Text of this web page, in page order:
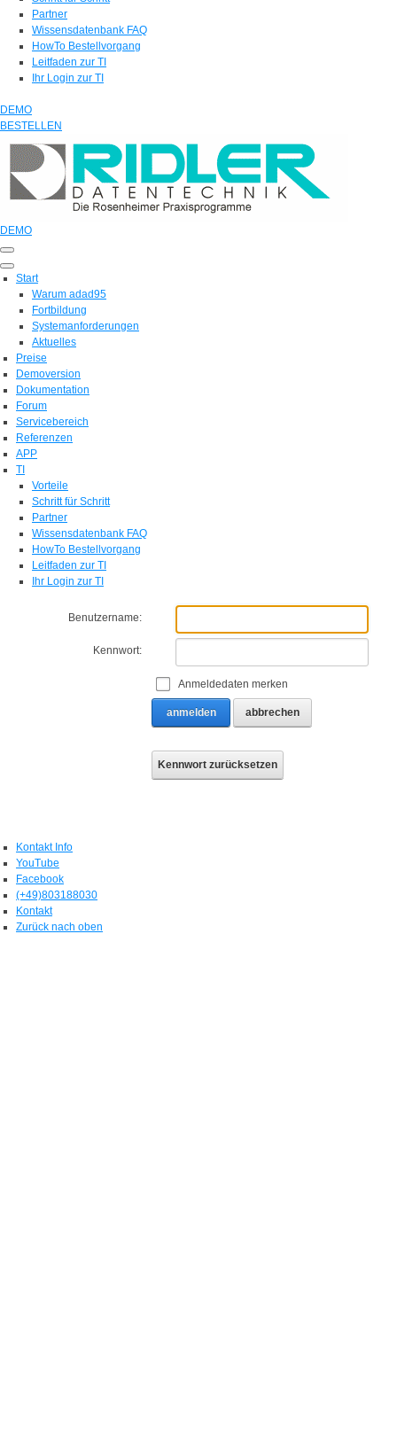
Partner
Wissensdatenbank FAQ
HowTo Bestellvorgang
Leitfaden zur TI
Ihr Login zur TI
DEMO
BESTELLEN
DEMO
Start
Warum adad95
Fortbildung
Systemanforderungen
Aktuelles
Preise
Demoversion
Dokumentation
Forum
Servicebereich
Referenzen
APP
TI
Vorteile
Schritt für Schritt
Partner
Wissensdatenbank FAQ
HowTo Bestellvorgang
Leitfaden zur TI
Ihr Login zur TI
Benutzername:
Kennwort:
Anmeldedaten merken
anmelden abbrechen
Kennwort zurücksetzen
Kontakt Info
YouTube
Facebook
(+49)803188030
Kontakt
Zurück nach oben